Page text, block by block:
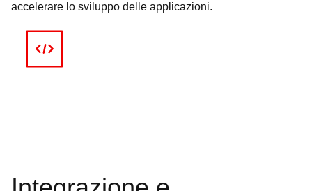
accelerare lo sviluppo delle applicazioni.